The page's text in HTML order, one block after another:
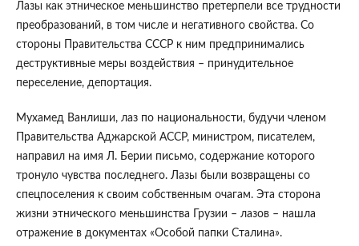
Лазы как этническое меньшинство претерпели все трудности
преобразований, в том числе и негативного свойства. Со
стороны Правительства СССР к ним предпринимались
деструктивные меры воздействия – принудительное
переселение, депортация.
Мухамед Ванлиши, лаз по национальности, будучи членом
Правительства Аджарской АССР, министром, писателем,
направил на имя Л. Берии письмо, содержание которого
тронуло чувства последнего. Лазы были возвращены со
спецпоселения к своим собственным очагам. Эта сторона
жизни этнического меньшинства Грузии – лазов – нашла
отражение в документах «Особой папки Сталина».